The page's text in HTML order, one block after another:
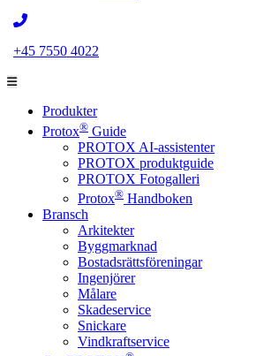
+45 7550 4022
Produkter
Protox® Guide
PROTOX AI-assistenter
PROTOX produktguide
PROTOX Fotogalleri
Protox® Handboken
Bransch
Arkitekter
Byggmarknad
Bostadsrättsföreningar
Ingenjörer
Målare
Skadeservice
Snickare
Vindkraftservice